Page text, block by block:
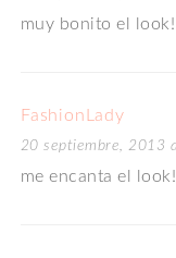
muy bonito el look!
FashionLady
20 septiembre, 2013
me encanta el